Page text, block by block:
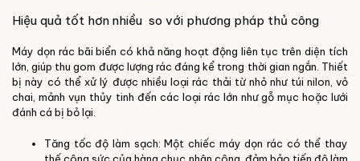
Hiệu quả tốt hơn nhiều so với phương pháp thủ công
Máy dọn rác bãi biển có khả năng hoạt động liên tục trên diện tích
lớn, giúp thu gom được lượng rác đáng kể trong thời gian ngắn. Thiết
bị này có thể xử lý được nhiều loại rác thải từ nhỏ như túi nilon, vỏ
chai, mảnh vụn thủy tinh đến các loại rác lớn như gỗ mục hoặc lưới
đánh cá bị bỏ lại.
Tăng tốc độ làm sạch: Một chiếc máy dọn rác có thể thay